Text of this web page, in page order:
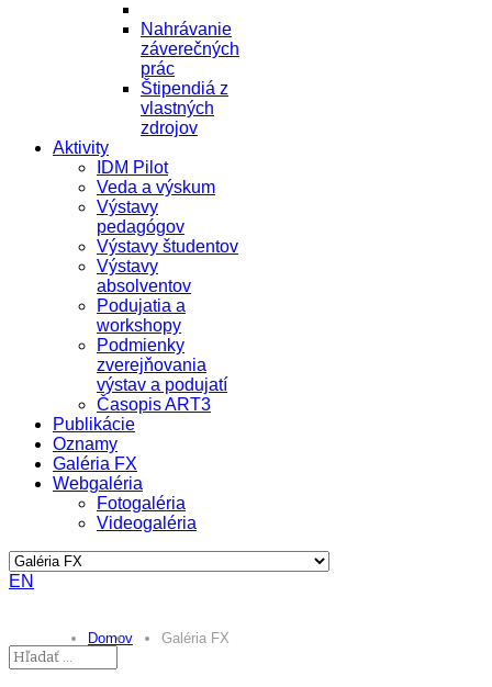
Nahrávanie
záverečných
prác
Štipendiá z
vlastných
zdrojov
Aktivity
IDM Pilot
Veda a výskum
Výstavy
pedagógov
Výstavy študentov
Výstavy
absolventov
Podujatia a
workshopy
Podmienky
zverejňovania
výstav a podujatí
Časopis ART3
Publikácie
Oznamy
Galéria FX
Webgaléria
Fotogaléria
Videogaléria
EN
Domov Galéria FX